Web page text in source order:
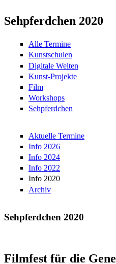
Sehpferdchen 2020
Alle Termine
Kunstschulen
Digitale Welten
Kunst-Projekte
Film
Workshops
Sehpferdchen
Aktuelle Termine
Info 2026
Info 2024
Info 2022
Info 2020
Archiv
Sehpferdchen 2020
Filmfest für die